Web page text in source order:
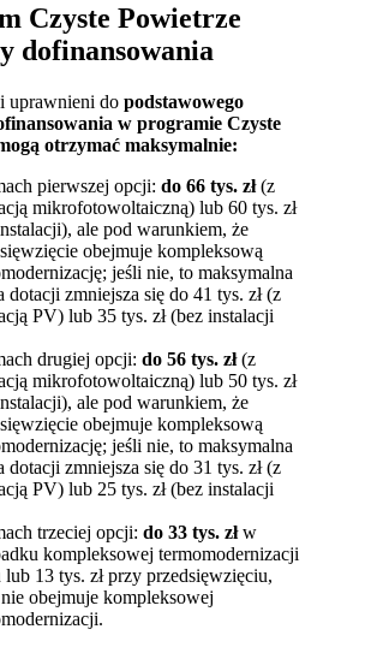
Czyste Powietrze
dofinansowania
uprawnieni dopodstawowego
w programie Czyste
otrzymać maksymalnie:
pierwszej opcji:do 66 tys. zł(z
mikrofotowoltaiczną) lub 60 tys. zł
ale pod warunkiem, że
obejmuje kompleksową
jeśli nie, to maksymalna
dotacji zmniejsza się do 41 tys. zł (z
PV) lub 35 tys. zł (bez instalacji
drugiej opcji:do 56 tys. zł(z
mikrofotowoltaiczną) lub 50 tys. zł
ale pod warunkiem, że
obejmuje kompleksową
jeśli nie, to maksymalna
dotacji zmniejsza się do 31 tys. zł (z
PV) lub 25 tys. zł (bez instalacji
trzeciej opcji:do 33 tys. złw
kompleksowej termomodernizacji
lub 13 tys. zł przy przedsięwzięciu,
obejmuje kompleksowej